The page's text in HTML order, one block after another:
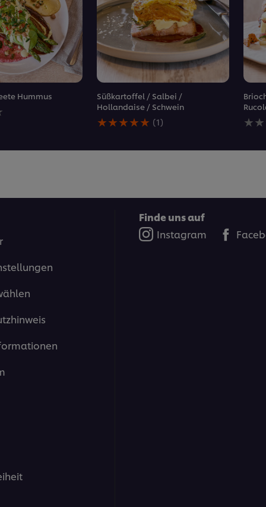
Hummus
Süßkartoffel / Salbei /
Hollandaise / Schwein
Die
durchschnittliche
dieses
(1)
Keine
Finde uns auf
Instagram